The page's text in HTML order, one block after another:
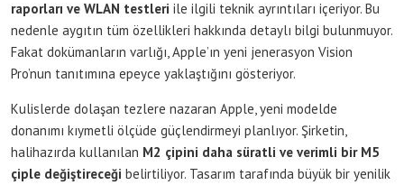
raporları ve WLAN testleri ile ilgili teknik ayrıntıları içeriyor. Bu
nedenle aygıtın tüm özellikleri hakkında detaylı bilgi bulunmuyor.
Fakat dokümanların varlığı, Apple’ın yeni jenerasyon Vision
Pro’nun tanıtımına epeyce yaklaştığını gösteriyor.
Kulislerde dolaşan tezlere nazaran Apple, yeni modelde
donanımı kıymetli ölçüde güçlendirmeyi planlıyor. Şirketin,
halihazırda kullanılan M2 çipini daha süratli ve verimli bir M5
çiple değiştireceği belirtiliyor. Tasarım tarafında büyük bir yenilik